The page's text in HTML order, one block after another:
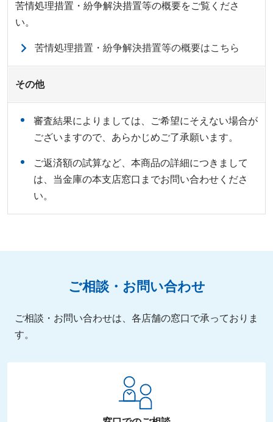
苦情処理措置・紛争解決措置等の概要をご覧くださ
い。
苦情処理措置・紛争解決措置等の概要はこちら
その他
審査結果によりましては、ご希望にそえない場合が
ございますので、あらかじめご了承願います。
ご返済額の試算など、本商品の詳細につきまして
は、当金庫の本支店窓口までお問い合わせくださ
い。
ご相談・お問い合わせ
ご相談・お問い合わせは、各店舗の窓口で承っておりま
す。